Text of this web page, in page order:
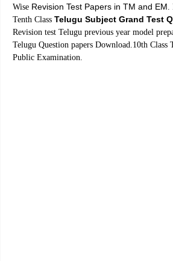
Wise Revision Test Papers in TM and EM.
Tenth Class Telugu Subject Grand Test
Revision test Telugu previous year model
Telugu Question papers Download.10th
Public Examination.